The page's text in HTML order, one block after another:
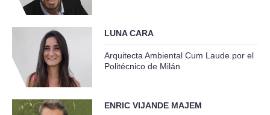
LUNA CARA
Arquitecta Ambiental Cum Laude por el
Politécnico de Milán
ENRIC VIJANDE MAJEM